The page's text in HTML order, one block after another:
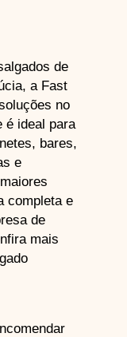
de
a Fast
no
é ideal para
bares,
e
completa e
de
mais